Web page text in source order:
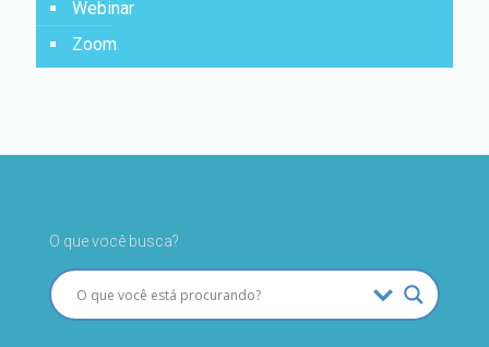
Webinar
Zoom
O que você busca?